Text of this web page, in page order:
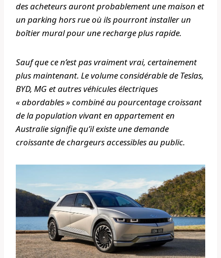
des acheteurs auront probablement une maison et
un parking hors rue où ils pourront installer un
boîtier mural pour une recharge plus rapide.
Sauf que ce n’est pas vraiment vrai, certainement
plus maintenant. Le volume considérable de Teslas,
BYD, MG et autres véhicules électriques
« abordables » combiné au pourcentage croissant
de la population vivant en appartement en
Australie signifie qu’il existe une demande
croissante de chargeurs accessibles au public.